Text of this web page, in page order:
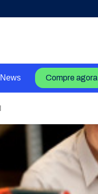
News Compre agora